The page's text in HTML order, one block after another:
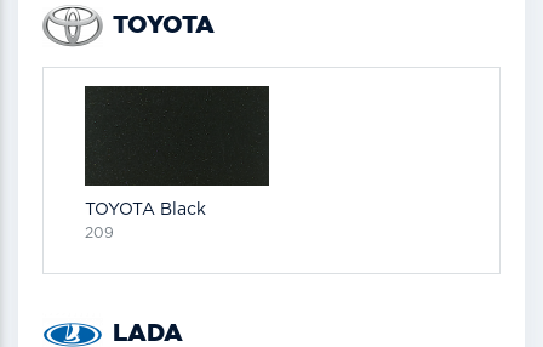
TOYOTA
TOYOTA Black
209
LADA